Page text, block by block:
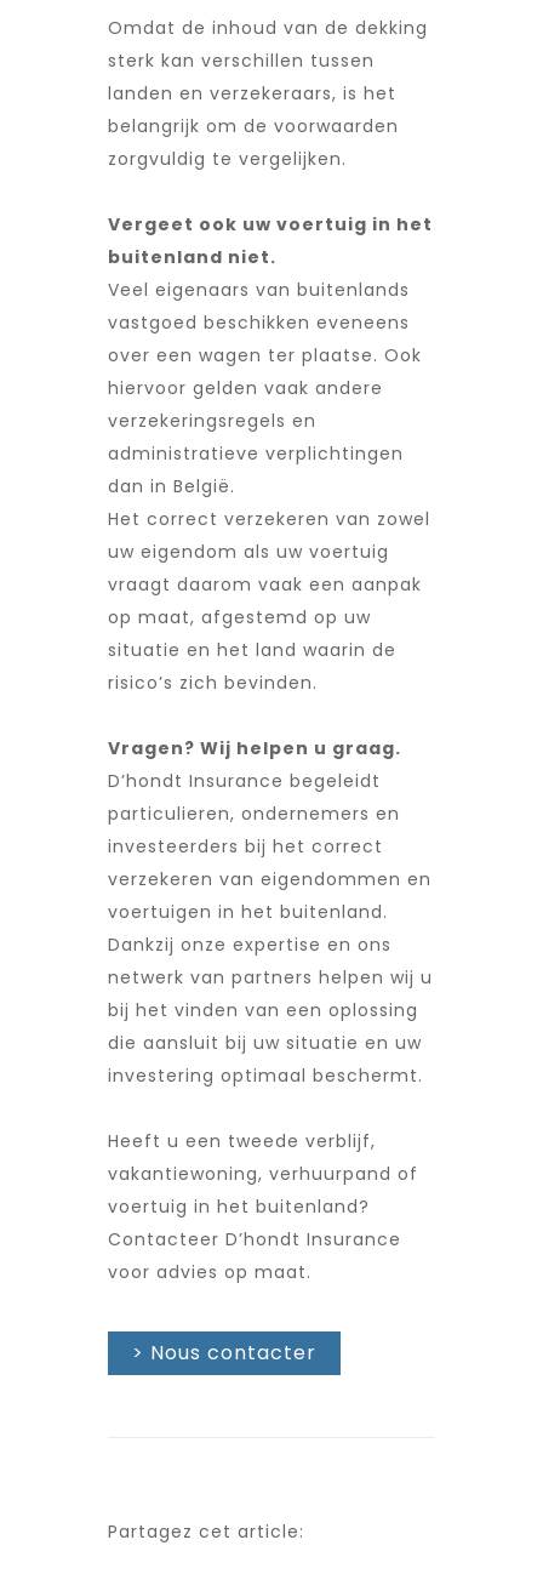
Omdat de inhoud van de dekking
sterk kan verschillen tussen
landen en verzekeraars, is het
belangrijk om de voorwaarden
zorgvuldig te vergelijken.
Vergeet ook uw voertuig in het
buitenland niet.
Veel eigenaars van buitenlands
vastgoed beschikken eveneens
over een wagen ter plaatse. Ook
hiervoor gelden vaak andere
verzekeringsregels en
administratieve verplichtingen
dan in België.
Het correct verzekeren van zowel
uw eigendom als uw voertuig
vraagt daarom vaak een aanpak
op maat, afgestemd op uw
situatie en het land waarin de
risico’s zich bevinden.
Vragen? Wij helpen u graag.
D’hondt Insurance begeleidt
particulieren, ondernemers en
investeerders bij het correct
verzekeren van eigendommen en
voertuigen in het buitenland.
Dankzij onze expertise en ons
netwerk van partners helpen wij u
bij het vinden van een oplossing
die aansluit bij uw situatie en uw
investering optimaal beschermt.
Heeft u een tweede verblijf,
vakantiewoning, verhuurpand of
voertuig in het buitenland?
Contacteer D’hondt Insurance
voor advies op maat.
> Nous contacter
Partagez cet article: